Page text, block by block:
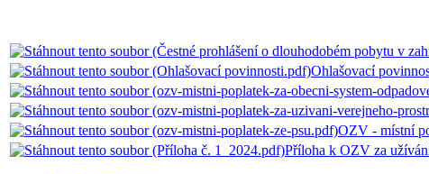
Ohlašovací
OZV - místní
Příloha k OZV za